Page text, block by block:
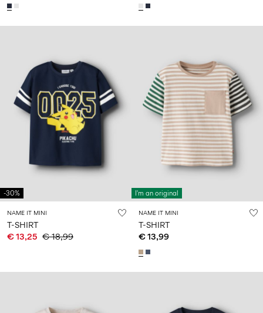
-30%
NAME IT MINI
T-SHIRT
€ 13,25 € 18,99
I'm an original
NAME IT MINI
T-SHIRT
€ 13,99